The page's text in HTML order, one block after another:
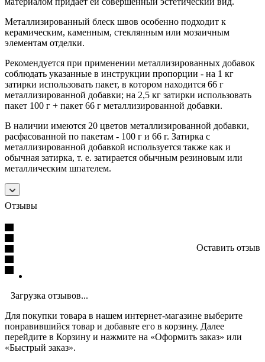
Металлизированный блеск швов особенно подходит к
керамическим, ​каменным, ​стеклянным или мозаичным
элементам отделки.
Рекомендуется при применении металлизированных добавок
соблюдать указанные в инструкции пропорции - на 1 кг
затирки использовать пакет, ​в котором находится 66 г
металлизированной добавки; на 2,5 кг затирки использовать
пакет 100 г + пакет 66 г металлизированной добавки.
В наличии имеются 20 цветов металлизированной добавки, ​
расфасованной по пакетам - 100 г и 66 г. Затирка с
металлизированной добавкой используется также как и
обычная затирка, ​т. е. затирается обычным резиновым или
металлическим шпателем.
Отзывы
Оставить отзыв
Загрузка отзывов...
Для покупки товара в нашем интернет-магазине выберите
понравившийся товар и добавьте его в корзину. Далее
перейдите в Корзину и нажмите на «Оформить заказ» или
«Быстрый заказ».